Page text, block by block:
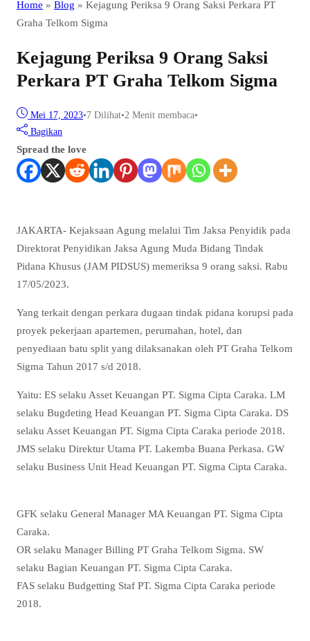
Home » Blog » Kejagung Periksa 9 Orang Saksi Perkara PT
Graha Telkom Sigma
Kejagung Periksa 9 Orang Saksi
Perkara PT Graha Telkom Sigma
Mei 17, 2023•7 Dilihat•2 Menit membaca•
Bagikan
Spread the love
JAKARTA- Kejaksaan Agung melalui Tim Jaksa Penyidik pada
Direktorat Penyidikan Jaksa Agung Muda Bidang Tindak
Pidana Khusus (JAM PIDSUS) memeriksa 9 orang saksi. Rabu
17/05/2023.
Yang terkait dengan perkara dugaan tindak pidana korupsi pada
proyek pekerjaan apartemen, perumahan, hotel, dan
penyediaan batu split yang dilaksanakan oleh PT Graha Telkom
Sigma Tahun 2017 s/d 2018.
Yaitu: ES selaku Asset Keuangan PT. Sigma Cipta Caraka. LM
selaku Bugdeting Head Keuangan PT. Sigma Cipta Caraka. DS
selaku Asset Keuangan PT. Sigma Cipta Caraka periode 2018.
JMS selaku Direktur Utama PT. Lakemba Buana Perkasa. GW
selaku Business Unit Head Keuangan PT. Sigma Cipta Caraka.
GFK selaku General Manager MA Keuangan PT. Sigma Cipta
Caraka.
OR selaku Manager Billing PT Graha Telkom Sigma. SW
selaku Bagian Keuangan PT. Sigma Cipta Caraka.
FAS selaku Budgetting Staf PT. Sigma Cipta Caraka periode
2018.